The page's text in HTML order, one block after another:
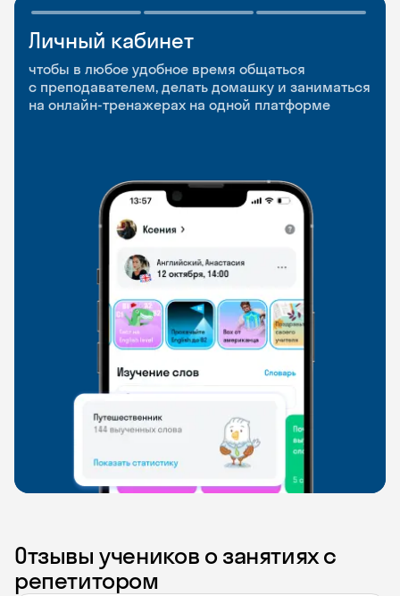
Личный кабинет
чтобы в любое удобное время общаться
с преподавателем, делать домашку и заниматься
на онлайн-тренажерах на одной платформе
Мобильное
приложение
чтобы заниматься и изучать новые слова где
и когда удобно
Разговорные клубы
и Talks
Групповые занятия для разговорной практики
и индивидуальные встречи с преподавателями
Отзывы учеников о занятиях с
репетитором